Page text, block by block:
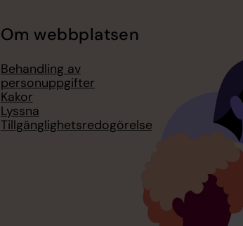
Om webbplatsen
Behandling av
personuppgifter
Kakor
Lyssna
Tillgänglighetsredogörelse